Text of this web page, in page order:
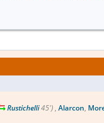
Rustichelli45') , Alarcon,